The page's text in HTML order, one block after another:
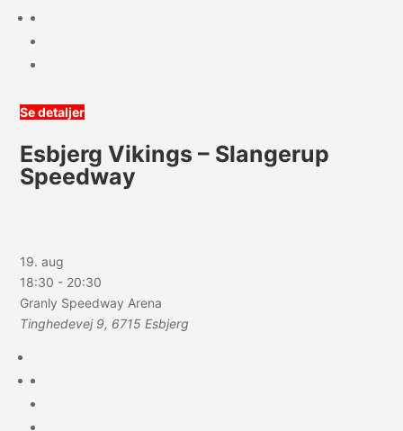
Se detaljer
Esbjerg Vikings – Slangerup
Speedway
19. aug
18:30 - 20:30
Granly Speedway Arena
Tinghedevej 9, 6715 Esbjerg